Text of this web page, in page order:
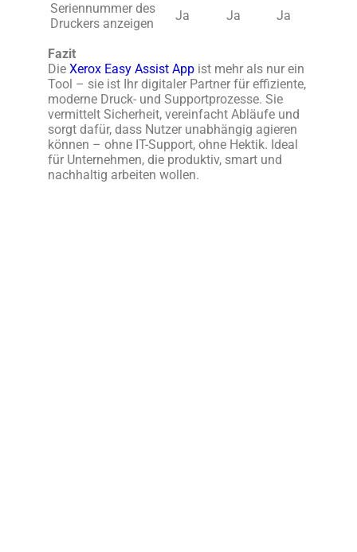
Seriennummer des
Druckers anzeigen
Ja Ja Ja
Fazit
Die Xerox Easy Assist Appist mehr als nur ein
Tool – sie ist Ihr digitaler Partner für effiziente,
moderne Druck- und Supportprozesse. Sie
vermittelt Sicherheit, vereinfacht Abläufe und
sorgt dafür, dass Nutzer unabhängig agieren
können – ohne IT-Support, ohne Hektik. Ideal
für Unternehmen, die produktiv, smart und
nachhaltig arbeiten wollen.